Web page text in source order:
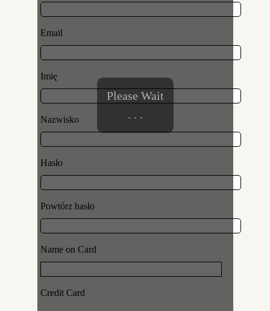
Email
Imię
Nazwisko
Hasło
Powtórz hasło
Name on Card
Credit Card
Please Wait
. . .